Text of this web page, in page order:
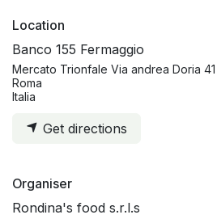
Location
Banco 155 Fermaggio
Mercato Trionfale Via andrea Doria 41
Roma
Italia
Get directions
Organiser
Rondina's food s.r.l.s